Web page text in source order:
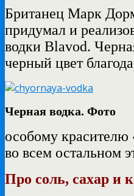
Британец Марк
придумал и
водки Blavod.
черный цвет
Черная водка. Фото
особому
во всем остальном
Про соль, сахар и